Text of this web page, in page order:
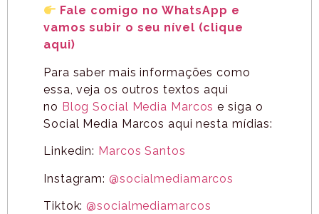
Fale comigo no WhatsApp e
vamos subir o seu nível (clique
aqui)
Para saber mais informações como
essa, veja os outros textos aqui
no Blog Social Media Marcos e siga o
Social Media Marcos aqui nesta mídias:
Linkedin: Marcos Santos
Instagram: @socialmediamarcos
Tiktok:@socialmediamarcos